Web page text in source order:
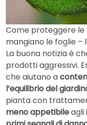
Come proteggere
mangiano le foglie –
La buona notizia è
prodotti aggressivi.
che aiutano a
l’equilibrio del
pianta con
meno appetibileagli